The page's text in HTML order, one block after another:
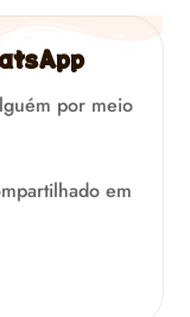
por meio
em